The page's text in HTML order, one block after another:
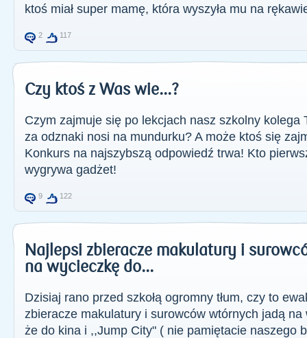
ktoś miał super mamę, która wyszyła mu na
2 117
Czy ktoś z Was wie...?
Czym zajmuje się po lekcjach nasz szkolny kolega
za odznaki nosi na mundurku? A może ktoś się
Konkurs na najszybszą odpowiedź trwa! Kto
wygrywa gadżet!
9 122
Najlepsi zbieracze makulatury i
na wycieczkę do...
Dzisiaj rano przed szkołą ogromny tłum, czy to
zbieracze makulatury i surowców wtórnych jadą
że do kina i ,,Jump City" ( nie pamiętacie naszego